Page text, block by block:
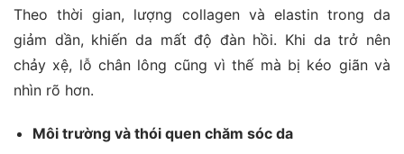
Theo thời gian, lượng collagen và elastin trong da
giảm dần, khiến da mất độ đàn hồi. Khi da trở nên
chảy xệ, lỗ chân lông cũng vì thế mà bị kéo giãn và
nhìn rõ hơn.
Môi trường và thói quen chăm sóc da